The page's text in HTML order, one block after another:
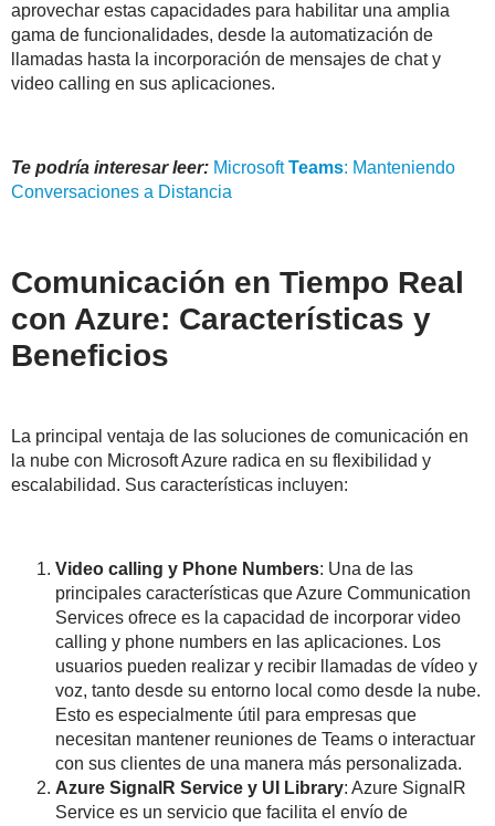
aprovechar estas capacidades para habilitar una amplia
gama de funcionalidades, desde la automatización de
llamadas hasta la incorporación de mensajes de chat y
video calling en sus aplicaciones.
Te podría interesar leer: MicrosoftTeams: Manteniendo
Conversaciones a Distancia
Comunicación en Tiempo Real
con Azure: Características y
Beneficios
La principal ventaja de las soluciones de comunicación en
la nube con Microsoft Azure radica en su flexibilidad y
escalabilidad. Sus características incluyen:
Video calling y Phone Numbers: Una de las
principales características que Azure Communication
Services ofrece es la capacidad de incorporar video
calling y phone numbers en las aplicaciones. Los
usuarios pueden realizar y recibir llamadas de vídeo y
voz, tanto desde su entorno local como desde la nube.
Esto es especialmente útil para empresas que
necesitan mantener reuniones de Teams o interactuar
con sus clientes de una manera más personalizada.
Azure SignalR Service y UI Library: Azure SignalR
Service es un servicio que facilita el envío de